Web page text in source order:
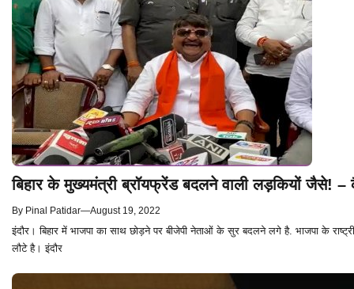
बिहार के मुख्यमंत्री ब्रॉयफ्रेंड बदलने वाली लड़कियों जैसे! –
By Pinal Patidar—August 19, 2022
इंदौर। बिहार में भाजपा का साथ छोड़ने पर बीजेपी नेताओं के सुर बदलने लगे है. भाजपा के
लौटे है। इंदौर